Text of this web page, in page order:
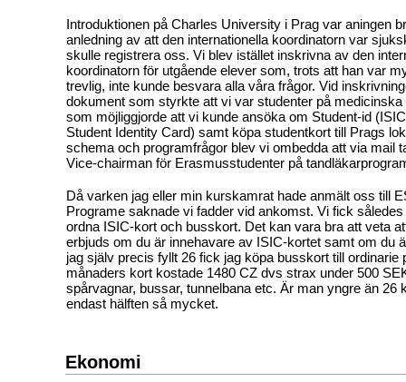
Introduktionen på Charles University i Prag var aningen
anledning av att den internationella koordinatorn var
skulle registrera oss. Vi blev istället inskrivna av den
koordinatorn för utgående elever som, trots att han var
trevlig, inte kunde besvara alla våra frågor. Vid
dokument som styrkte att vi var studenter på medicinska
som möjliggjorde att vi kunde ansöka om Student-id
Student Identity Card) samt köpa studentkort till Prags
schema och programfrågor blev vi ombedda att via mail
Vice-chairman för Erasmusstudenter på
Då varken jag eller min kurskamrat hade anmält oss till
Programe saknade vi fadder vid ankomst. Vi fick således
ordna ISIC-kort och busskort. Det kan vara bra att veta
erbjuds om du är innehavare av ISIC-kortet samt om du
jag själv precis fyllt 26 fick jag köpa busskort till ordinarie
månaders kort kostade 1480 CZ dvs strax under 500
spårvagnar, bussar, tunnelbana etc. Är man yngre än 26
endast hälften så mycket.
Ekonomi